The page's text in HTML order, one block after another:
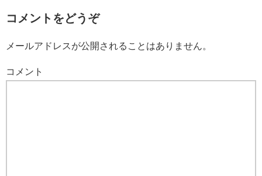
コメントをどうぞ
メールアドレスが公開されることはありません。
コメント